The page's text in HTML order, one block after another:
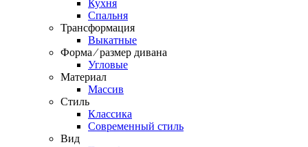
Кухня
Спальня
Трансформация
Выкатные
Форма ⁄ размер дивана
Угловые
Материал
Массив
Стиль
Классика
Современный стиль
Вид